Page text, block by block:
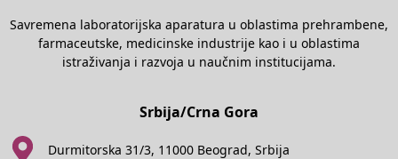
Savremena laboratorijska aparatura u oblastima prehrambene,
farmaceutske, medicinske industrije kao i u oblastima
istraživanja i razvoja u naučnim institucijama.
Srbija/Crna Gora
Durmitorska 31/3, 11000 Beograd, Srbija